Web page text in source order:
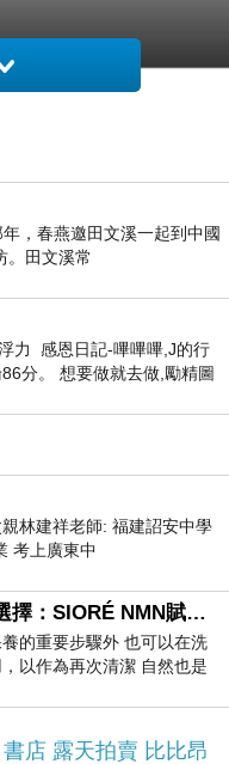
掛式盥洗化
便宜，
選，不用等店家開
便當然選擇在
掛式盥洗化妝包
盥洗化妝包(豹紋)評
便宜划算，發現它
而且在網路上購買，
期，不滿意可
!
，春燕邀田文溪一起到中國
。田文溪常
力 感恩日記-嗶嗶嗶,J的行
分。 想要做就去做,勵精圖
持和努力
林建祥老師: 福建詔安中學
考上廣東中
♡♡韓國保養新選擇：SIORÉ NMN賦活泡泡化妝水♡♡
的重要步驟外 也可以在洗
以作為再次清潔 自然也是
，我對於化妝
書店 露天拍賣 比比昂